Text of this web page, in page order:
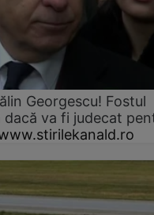
Georgescu! Fostul
va fi judecat